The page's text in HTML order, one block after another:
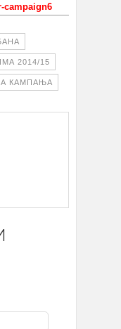
2014/15
КАМПАЊА